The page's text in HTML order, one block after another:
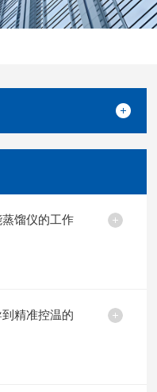
馏仪的工作
精准控温的